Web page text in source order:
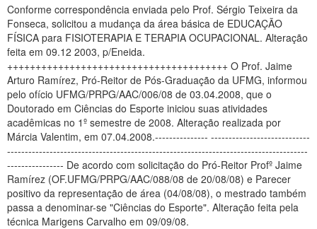
Ministério da Mulher, da Família e dos Direitos Humanos
Secretaria de Governo
Advocacia-Geral da União
Planalto
Conforme correspondência enviada pelo Prof. Sérgio Teixeira da
Fonseca, solicitou a mudança da área básica de EDUCAÇÃO
FÍSICA para FISIOTERAPIA E TERAPIA OCUPACIONAL. Alteração
feita em 09.12 2003, p/Eneida.
+++++++++++++++++++++++++++++++++++++++ O Prof. Jaime
Arturo Ramírez, Pró-Reitor de Pós-Graduação da UFMG, informou
pelo ofício UFMG/PRPG/AAC/006/08 de 03.04.2008, que o
Doutorado em Ciências do Esporte iniciou suas atividades
acadêmicas no 1º semestre de 2008. Alteração realizada por
Márcia Valentim, em 07.04.2008.--------------- ----------------------------
-------------------------------------------------------------------------------------
---------------- De acordo com solicitação do Pró-Reitor Profº Jaime
Ramírez (OF.UFMG/PRPG/AAC/088/08 de 20/08/08) e Parecer
positivo da representação de área (04/08/08), o mestrado também
passa a denominar-se "Ciências do Esporte". Alteração feita pela
técnica Marigens Carvalho em 09/09/08.